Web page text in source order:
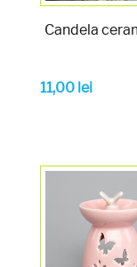
Candela
11,00 lei